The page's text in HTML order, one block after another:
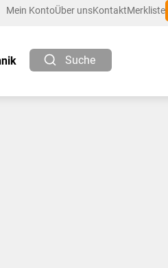
Mein KontoÜber unsKontaktMerkliste
Suche